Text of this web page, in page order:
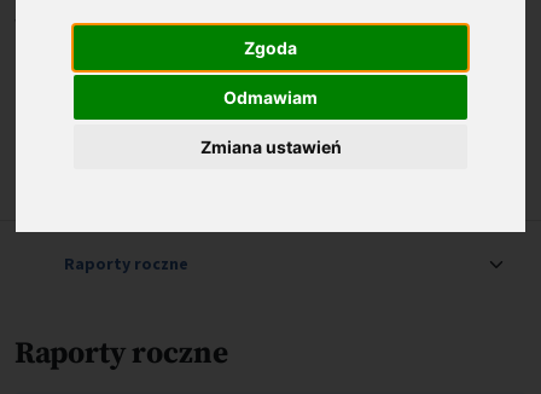
Zgoda
Odmawiam
Zmiana ustawień
Wśród wydawnictw znajdują się również
kolejne raporty roczne FNP, ukazujące
działalność i liczne inicjatywy Fundacji
realizowane na rzecz rozwoju nauki w
Raporty roczne